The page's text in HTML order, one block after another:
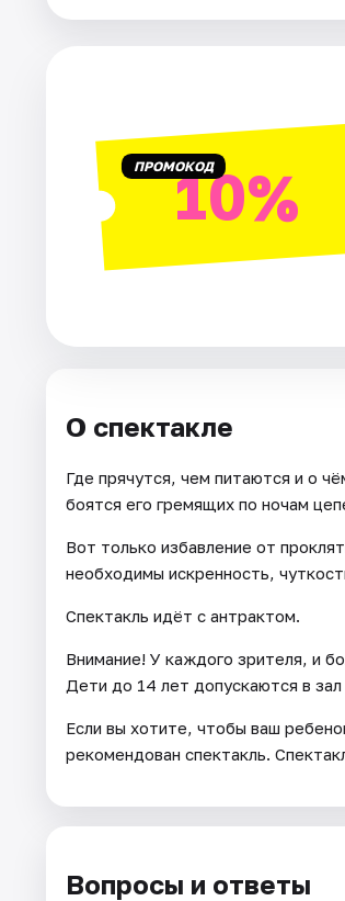
ПРОМОКОД10%
О спектакле
Где прячутся, чем питаются и о
боятся его гремящих по ночам
Вот только избавление от
необходимы искренность,
Спектакль идёт с антрактом.
Внимание! У каждого зрителя, и
Дети до 14 лет допускаются в
Если вы хотите, чтобы ваш
рекомендован спектакль.
Вопросы и ответы